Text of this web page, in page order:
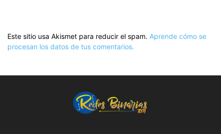
Este sitio usa Akismet para reducir el spam. Aprende cómo se
procesan los datos de tus comentarios.